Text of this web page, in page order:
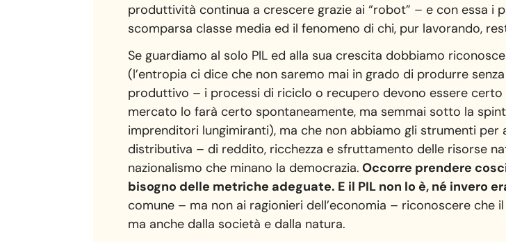
produttività continua a crescere grazie ai “robot” – e con essa
scomparsa classe media ed il fenomeno di chi, pur lavorando,
Se guardiamo al solo PIL ed alla sua crescita dobbiamo
(l’entropia ci dice che non saremo mai in grado di produrre
produttivo – i processi di riciclo o recupero devono essere
mercato lo farà certo spontaneamente, ma semmai sotto la
imprenditori lungimiranti), ma che non abbiamo gli strumenti
distributiva – di reddito, ricchezza e sfruttamento delle risorse
nazionalismo che minano la democrazia. Occorre prendere
bisogno delle metriche adeguate. E il PIL non lo è, né invero
comune – ma non ai ragionieri dell’economia – riconoscere che
ma anche dalla società e dalla natura.